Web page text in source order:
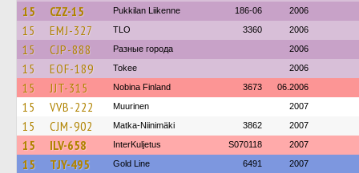
15 CZZ-15 Pukkilan Liikenne 186-06 2006
15 EMJ-327 TLO 3360 2006
15 CJP-888 Разные города 2006
15 EOF-189 Tokee 2006
15 JJT-315 Nobina Finland 3673 06.2006
15 VVB-222 Muurinen 2007
15 CJM-902 Matka-Niinimäki 3862 2007
15 ILV-658 InterKuljetus S070118 2007
15 TJY-495 Gold Line 6491 2007